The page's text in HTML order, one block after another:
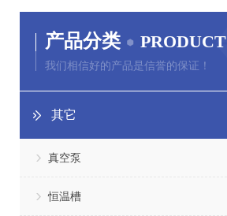
产品分类 PRODUCT
我们相信好的产品是信誉的保证！
其它
真空泵
恒温槽